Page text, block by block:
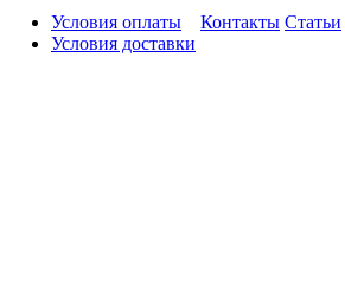
Условия оплаты
Условия доставки
Контакты Статьи